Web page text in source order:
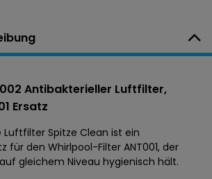
Antibakterieller Luftfilter,
Ersatz
Spitze Clean ist ein
für den Whirlpool-Filter ANT001, der
gleichem Niveau hygienisch hält.